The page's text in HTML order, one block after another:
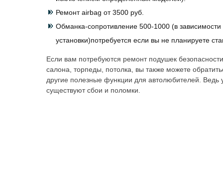
Ремонт airbag от 3500 руб.
Обманка-сопротивление 500-1000 (в зависимости
установки)потребуется если вы не планируете
Если вам потребуются ремонт подушек
салона, торпеды, потолка, вы также можете
другие полезные функции для автолюбителей. Ведь
существуют сбои и поломки.